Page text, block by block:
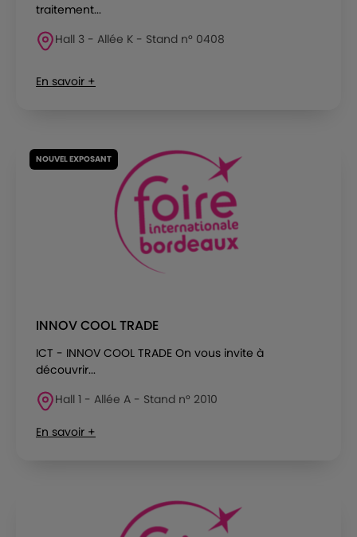
traitement...
Hall 3 - Allée K - Stand n° 0408
En savoir +
NOUVEL EXPOSANT
INNOV COOL TRADE
ICT - INNOV COOL TRADE On vous invite à
découvrir...
Hall 1 - Allée A - Stand n° 2010
En savoir +